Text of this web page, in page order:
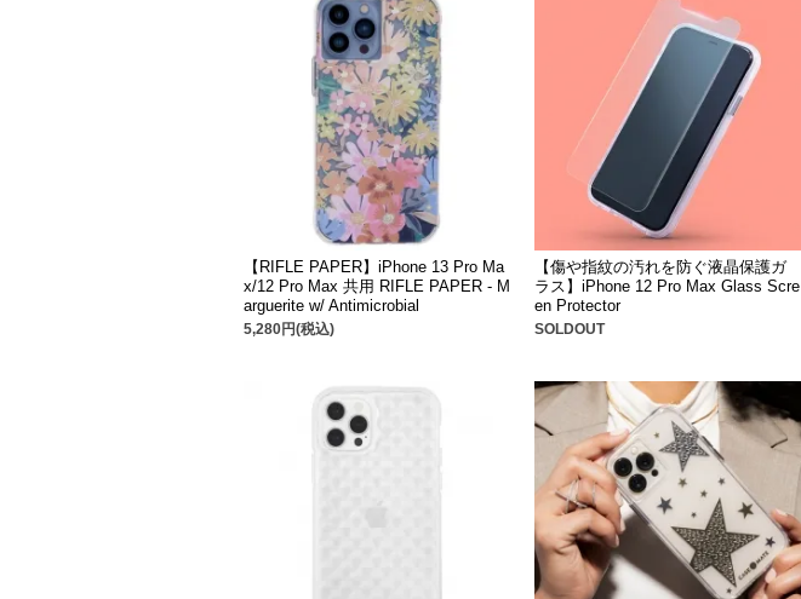
【RIFLE PAPER】iPhone 13 Pro Ma
x/12 Pro Max 共用 RIFLE PAPER - M
arguerite w/ Antimicrobial
5,280円(税込)
【傷や指紋の汚れを防ぐ液晶保護ガ
ラス】iPhone 12 Pro Max Glass Scre
en Protector
SOLDOUT